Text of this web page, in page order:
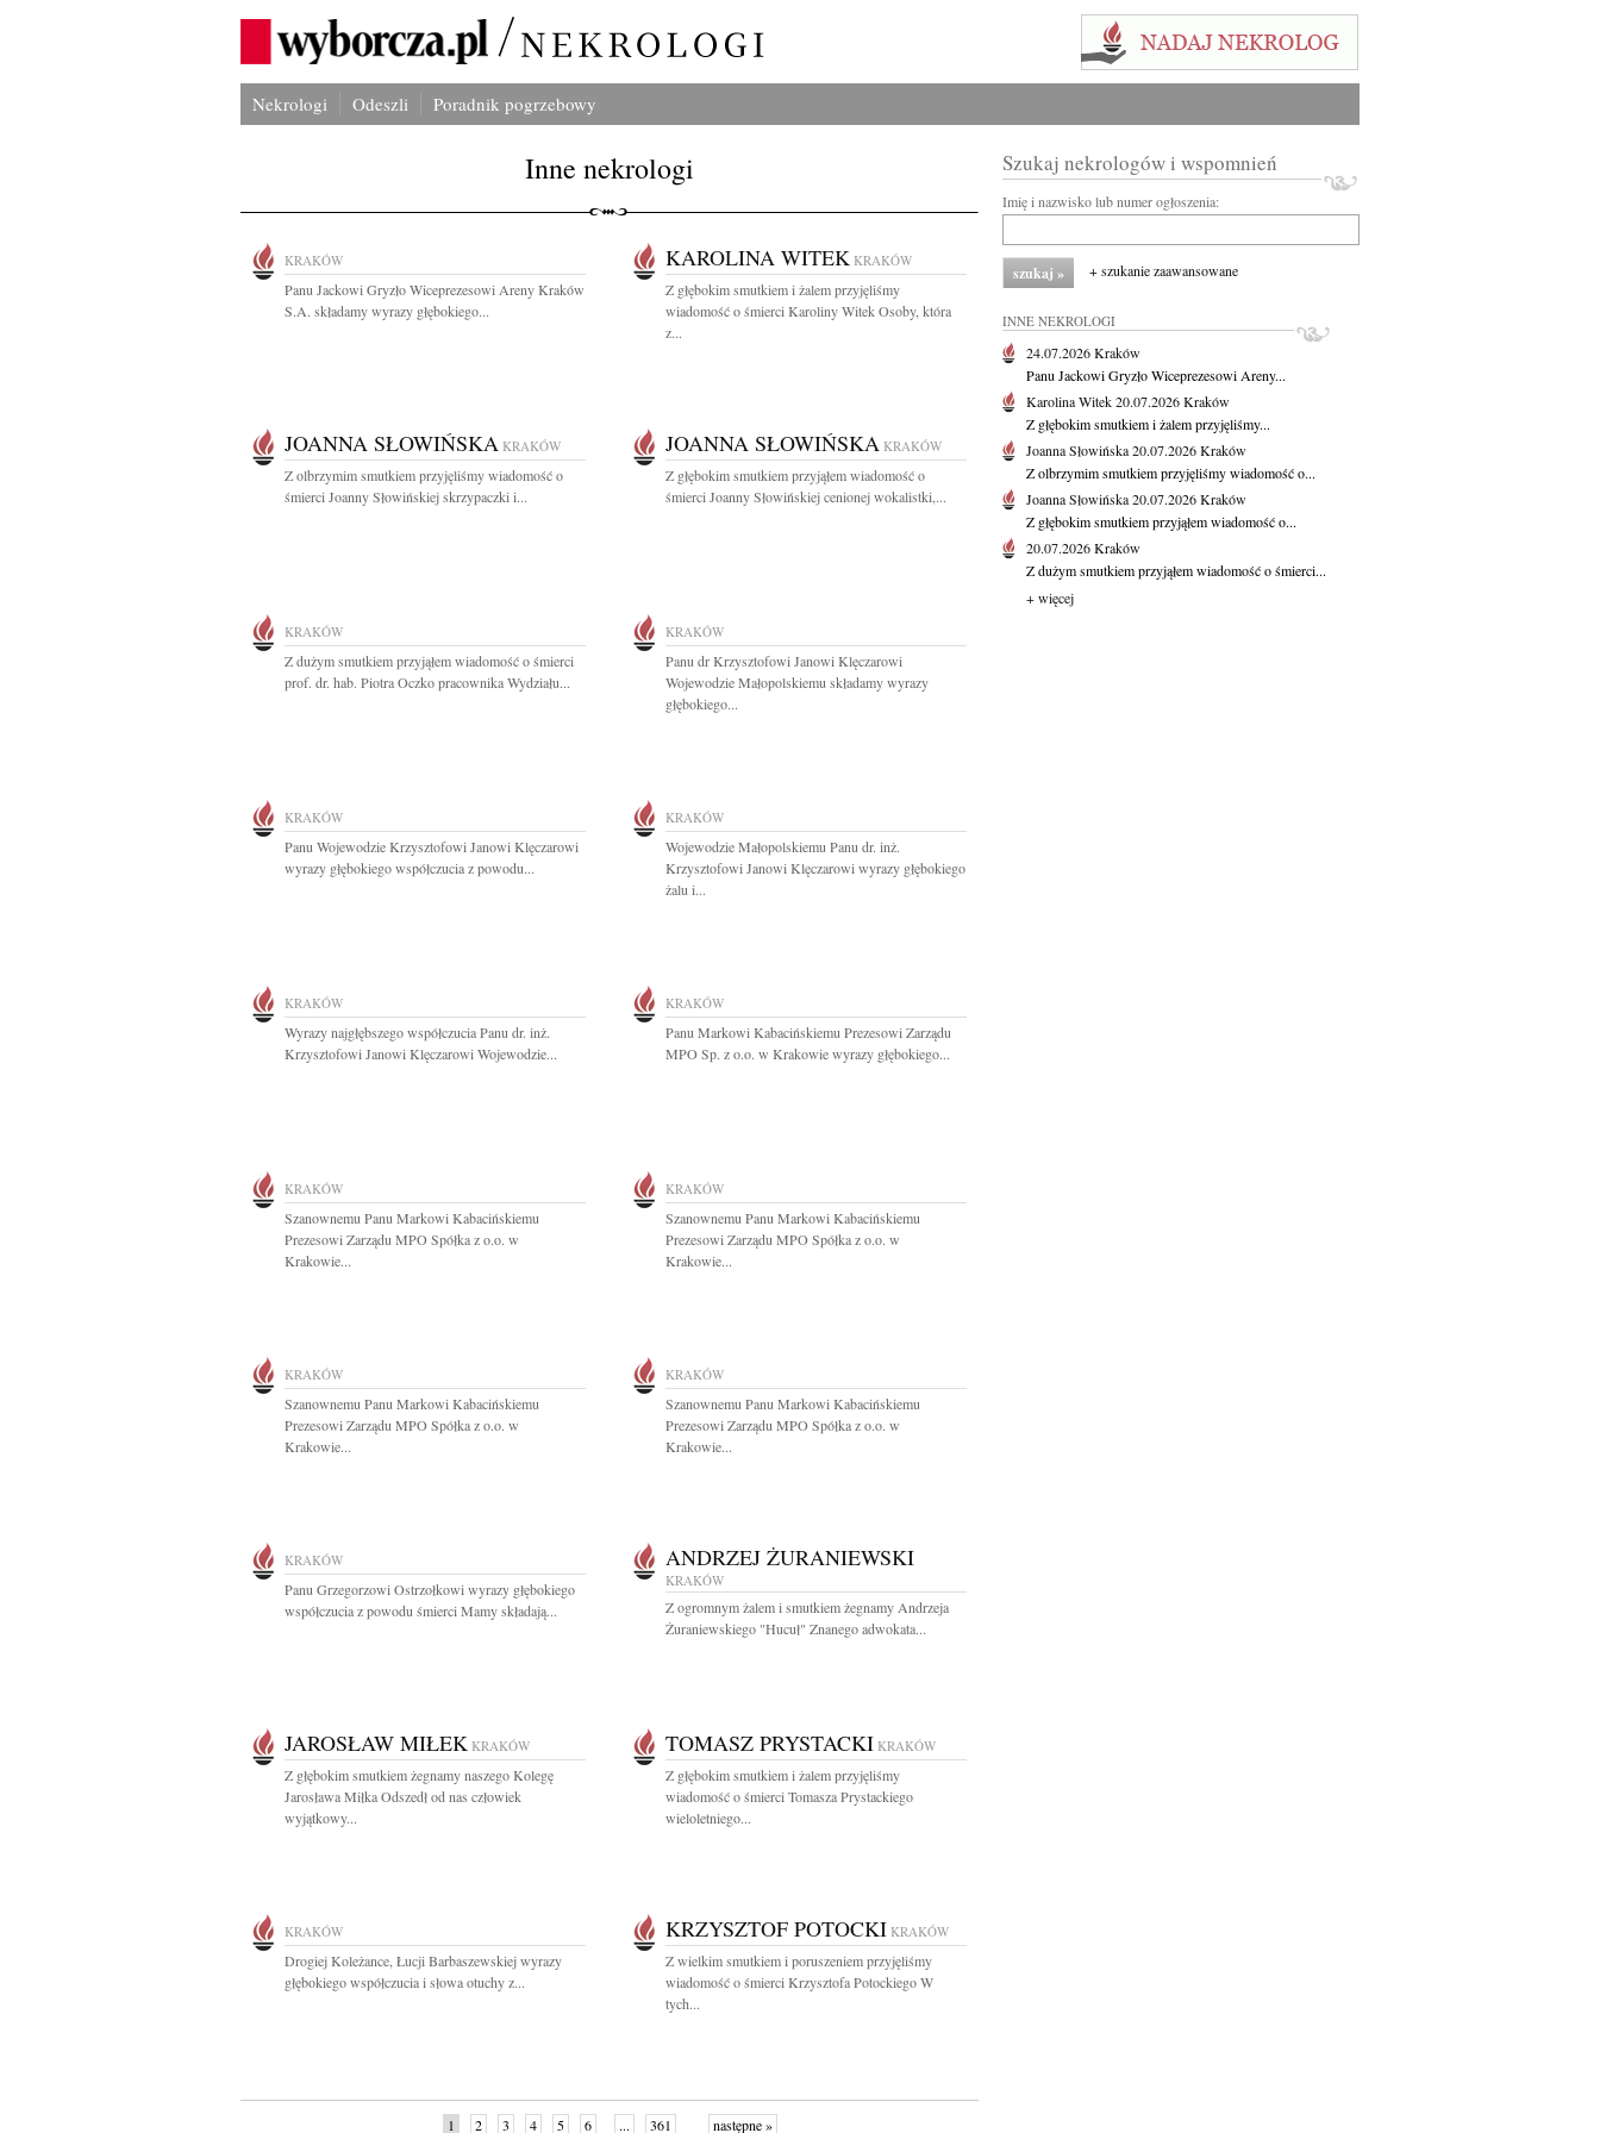
Nekrologi Odeszli Poradnik pogrzebowy
Inne nekrologi
KRAKÓW
Panu Jackowi Gryzło Wiceprezesowi Areny Kraków
S.A. składamy wyrazy głębokiego...
KAROLINA WITEK KRAKÓW
Z głębokim smutkiem i żalem przyjęliśmy
wiadomość o śmierci Karoliny Witek Osoby, która
z...
JOANNA SŁOWIŃSKA KRAKÓW
Z olbrzymim smutkiem przyjęliśmy wiadomość o
śmierci Joanny Słowińskiej skrzypaczki i...
JOANNA SŁOWIŃSKA KRAKÓW
Z głębokim smutkiem przyjąłem wiadomość o
śmierci Joanny Słowińskiej cenionej wokalistki,...
KRAKÓW
Z dużym smutkiem przyjąłem wiadomość o śmierci
prof. dr. hab. Piotra Oczko pracownika Wydziału...
KRAKÓW
Panu dr Krzysztofowi Janowi Klęczarowi
Wojewodzie Małopolskiemu składamy wyrazy
głębokiego...
KRAKÓW
Panu Wojewodzie Krzysztofowi Janowi Klęczarowi
wyrazy głębokiego współczucia z powodu...
KRAKÓW
Wojewodzie Małopolskiemu Panu dr. inż.
Krzysztofowi Janowi Klęczarowi wyrazy głębokiego
żalu i...
KRAKÓW
Wyrazy najgłębszego współczucia Panu dr. inż.
Krzysztofowi Janowi Klęczarowi Wojewodzie...
KRAKÓW
Panu Markowi Kabacińskiemu Prezesowi Zarządu
MPO Sp. z o.o. w Krakowie wyrazy głębokiego...
KRAKÓW
Szanownemu Panu Markowi Kabacińskiemu
Prezesowi Zarządu MPO Spółka z o.o. w
Krakowie...
KRAKÓW
Szanownemu Panu Markowi Kabacińskiemu
Prezesowi Zarządu MPO Spółka z o.o. w
Krakowie...
KRAKÓW
Szanownemu Panu Markowi Kabacińskiemu
Prezesowi Zarządu MPO Spółka z o.o. w
Krakowie...
KRAKÓW
Szanownemu Panu Markowi Kabacińskiemu
Prezesowi Zarządu MPO Spółka z o.o. w
Krakowie...
KRAKÓW
Panu Grzegorzowi Ostrzołkowi wyrazy głębokiego
współczucia z powodu śmierci Mamy składają...
ANDRZEJ ŻURANIEWSKI
KRAKÓW
Z ogromnym żalem i smutkiem żegnamy Andrzeja
Żuraniewskiego "Hucuł" Znanego adwokata...
JAROSŁAW MIŁEK KRAKÓW
Z głębokim smutkiem żegnamy naszego Kolegę
Jarosława Miłka Odszedł od nas człowiek
wyjątkowy...
TOMASZ PRYSTACKI KRAKÓW
Z głębokim smutkiem i żalem przyjęliśmy
wiadomość o śmierci Tomasza Prystackiego
wieloletniego...
KRAKÓW
Drogiej Koleżance, Łucji Barbaszewskiej wyrazy
głębokiego współczucia i słowa otuchy z...
KRZYSZTOF POTOCKI KRAKÓW
Z wielkim smutkiem i poruszeniem przyjęliśmy
wiadomość o śmierci Krzysztofa Potockiego W
tych...
1 2 3 4 5 6 ... 361 następne »
Szukaj nekrologów i wspomnień
Imię i nazwisko lub numer ogłoszenia:
+ szukanie zaawansowane
INNE NEKROLOGI
24.07.2026Kraków
Panu Jackowi Gryzło Wiceprezesowi Areny...
Karolina Witek20.07.2026Kraków
Z głębokim smutkiem i żalem przyjęliśmy...
Joanna Słowińska20.07.2026Kraków
Z olbrzymim smutkiem przyjęliśmy wiadomość o...
Joanna Słowińska20.07.2026Kraków
Z głębokim smutkiem przyjąłem wiadomość o...
20.07.2026Kraków
Z dużym smutkiem przyjąłem wiadomość o śmierci...
+ więcej